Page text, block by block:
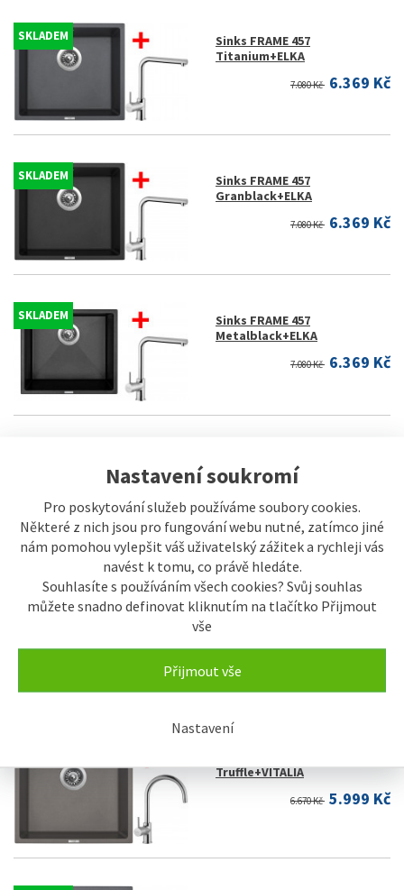
Nastavení soukromí
Pro poskytování služeb používáme soubory cookies.
Některé z nich jsou pro fungování webu nutné, zatímco jiné
nám pomohou vylepšit váš uživatelský zážitek a rychleji vás
navést k tomu, co právě hledáte.
Souhlasíte s používáním všech cookies? Svůj souhlas
můžete snadno definovat kliknutím na tlačítko Přijmout
vše
Přijmout vše
Nastavení
SKLADEM
Sinks FRAME 457
Titanium+ELKA
7.080 Kč 6.369 Kč
SKLADEM
Sinks FRAME 457
Granblack+ELKA
7.080 Kč 6.369 Kč
SKLADEM
Sinks FRAME 457
Metalblack+ELKA
7.080 Kč 6.369 Kč
SKLADEM
Sinks FRAME 457
6.670 Kč 5.999 Kč
Truffle+VITALIA
6.670 Kč 5.999 Kč